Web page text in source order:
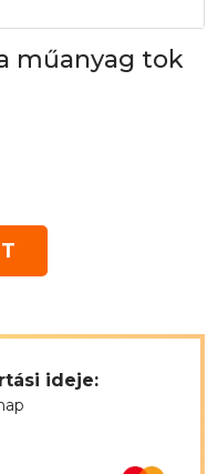
műanyag tok
ideje: